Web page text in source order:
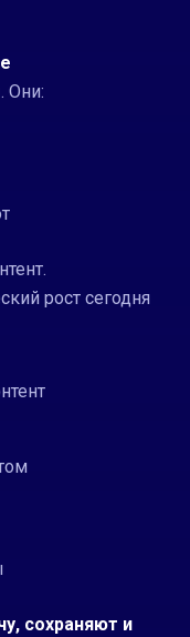
Они:
рост сегодня
сохраняют и